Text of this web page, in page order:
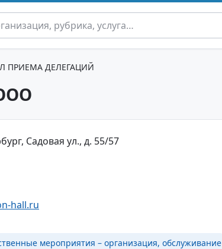
ПРИЕМА ДЕЛЕГАЦИЙ
Садовая ул., д. 55/57
hall.ru
мероприятия – организация, обслуживание